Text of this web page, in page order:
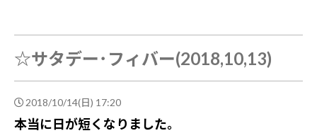
☆サタデー･フィバー(2018,10,13)
2018/10/14(日) 17:20
本当に日が短くなりました。